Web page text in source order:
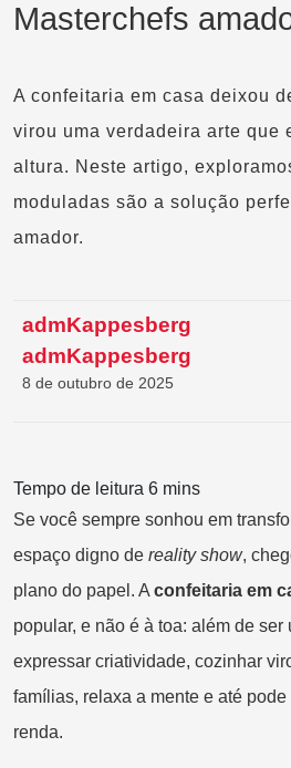
Masterchefs
A confeitaria em casa deixou
virou uma verdadeira arte que
altura. Neste artigo,
moduladas são a solução
amador.
admKappesberg
admKappesberg
8 de outubro de 2025
Se você sempre sonhou em
espaço digno de reality show,
plano do papel. A confeitaria em
popular, e não é à toa: além de
expressar criatividade, cozinhar
famílias, relaxa a mente e até
renda.